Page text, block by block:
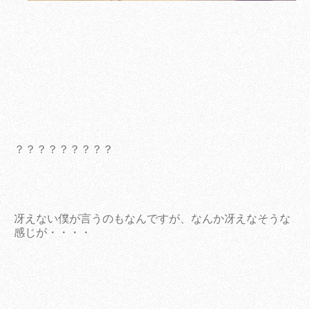
？？？？？？？？？
冴えない僕が言うのもなんですが、なんか冴えなそうな
感じが・・・・